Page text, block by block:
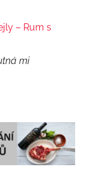
– Rum s
mi